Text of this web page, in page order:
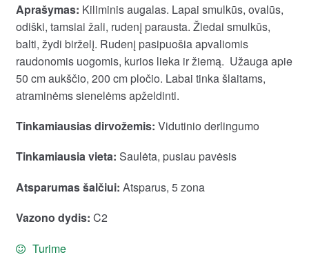
Aprašymas: Kiliminis augalas. Lapai smulkūs, ovalūs,
odiški, tamsiai žali, rudenį parausta. Žiedai smulkūs,
balti, žydi birželį. Rudenį pasipuošia apvaliomis
raudonomis uogomis, kurios lieka ir žiemą. Užauga apie
50 cm aukščio, 200 cm pločio. Labai tinka šlaitams,
atraminėms sienelėms apželdinti.
Tinkamiausias dirvožemis: Vidutinio derlingumo
Tinkamiausia vieta: Saulėta, pusiau pavėsis
Atsparumas šalčiui: Atsparus, 5 zona
Vazono dydis: C2
Turime